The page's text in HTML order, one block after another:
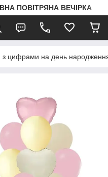
ПОВІТРЯНА ВЕЧІРКА
з цифрами на день